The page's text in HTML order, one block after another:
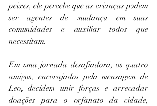
peixes, ele percebe que as crianças podem
ser agentes de mudança em suas
comunidades e auxiliar todos que
necessitam.
Em uma jornada desafiadora, os quatro
amigos, encorajados pela mensagem de
Leo, decidem unir forças e arrecadar
doações para o orfanato da cidade,